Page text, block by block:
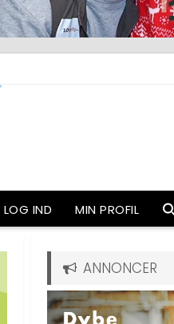
LOG IND MIN PROFIL
ANNONCER